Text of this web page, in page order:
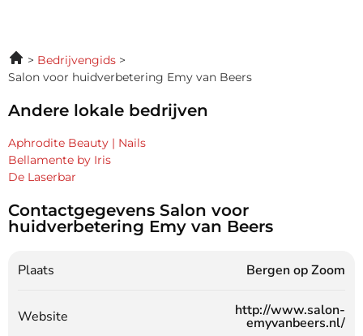
Bedrijvengids
Salon voor huidverbetering Emy van Beers
Andere lokale bedrijven
Aphrodite Beauty | Nails
Bellamente by Iris
De Laserbar
Contactgegevens Salon voor
huidverbetering Emy van Beers
Plaats Bergen op Zoom
Website http://www.salon-
emyvanbeers.nl/